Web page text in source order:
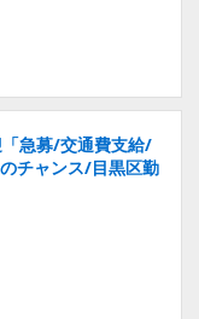
急募/交通費支給/
チャンス/目黒区勤